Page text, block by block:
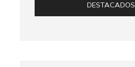
DESTACADOS